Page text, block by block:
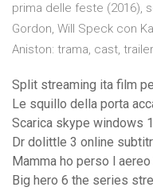
prima delle feste (2016),
Gordon, Will Speck con
Aniston: trama, cast,
Split streaming ita film
Le squillo della porta
Scarica skype windows
Dr dolittle 3 online
Mamma ho perso l
Big hero 6 the series